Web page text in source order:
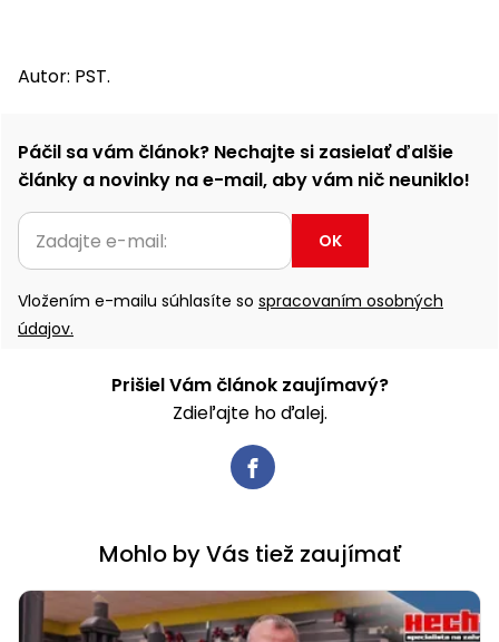
Autor: PST.
Páčil sa vám článok? Nechajte si zasielať ďalšie
články a novinky na e-mail, aby vám nič neuniklo!
OK
Vložením e-mailu súhlasíte so spracovaním osobných
údajov.
Prišiel Vám článok zaujímavý?
Zdieľajte ho ďalej.
Mohlo by Vás tiež zaujímať